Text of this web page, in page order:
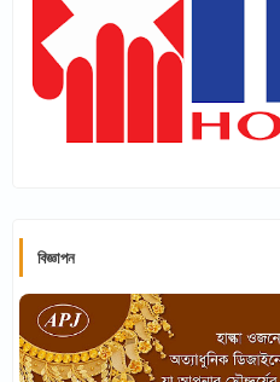
বিজ্ঞাপন